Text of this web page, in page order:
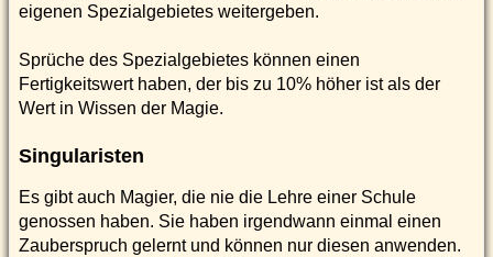
eigenen Spezialgebietes weitergeben.
Sprüche des Spezialgebietes können einen
Fertigkeitswert haben, der bis zu 10% höher ist als der
Wert in Wissen der Magie.
Singularisten
Es gibt auch Magier, die nie die Lehre einer Schule
genossen haben. Sie haben irgendwann einmal einen
Zauberspruch gelernt und können nur diesen anwenden.